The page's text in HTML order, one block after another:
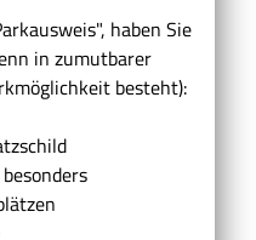
haben Sie
in zumutbarer
besteht):